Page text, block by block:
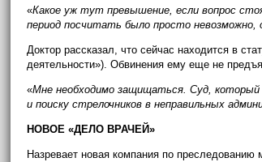
«Какое уж тут превышение, если вопрос
период посчитать было просто
Доктор рассказал, что сейчас находится в
деятельности»). Обвинения ему еще не
«Мне необходимо защищаться. Суд, который
и поиску стрелочников в неправильных
НОВОЕ «ДЕЛО ВРАЧЕЙ»
Назревает новая компания по